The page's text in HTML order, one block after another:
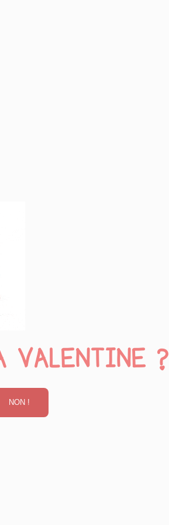
VALENTINE ?
NON !